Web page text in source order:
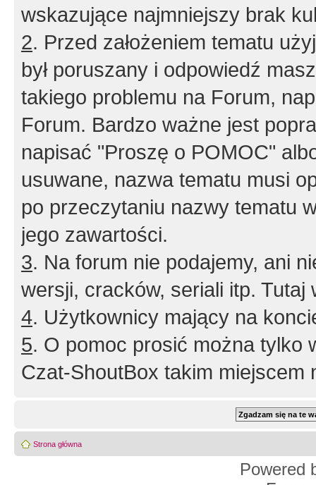
wskazujące najmniejszy brak
2. Przed założeniem tematu
był poruszany i odpowiedź
takiego problemu na Forum,
Forum. Bardzo ważne jest
napisać "Proszę o POMOC"
usuwane, nazwa tematu musi
po przeczytaniu nazwy tematu
jego zawartości.
3. Na forum nie podajemy, ani
wersji, cracków, seriali itp. Tutaj
4. Użytkownicy mający na
5. O pomoc prosić można tylko
Czat-ShoutBox takim miejscem
Strona główna
Powered